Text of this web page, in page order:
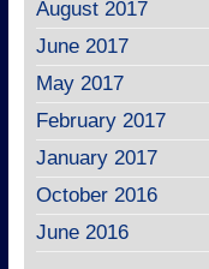
August 2017
June 2017
May 2017
February 2017
January 2017
October 2016
June 2016